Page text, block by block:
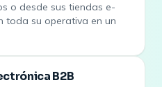
o desde sus tiendas e-
toda su operativa en un
B2B